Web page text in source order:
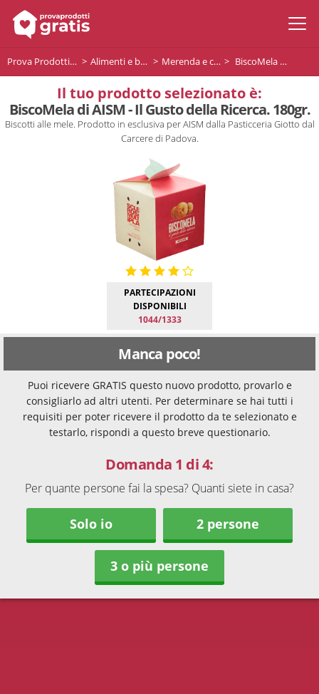
Prova Prodotti Gratis Alimenti e bevande Merenda e colazione BiscoMela di AISM - Il Gusto della Ricerca. 180gr.
Il tuo prodotto selezionato è:
BiscoMela di AISM - Il Gusto della Ricerca. 180gr.
Biscotti alle mele. Prodotto in esclusiva per AISM dalla Pasticceria Giotto dal
Carcere di Padova.
PARTECIPAZIONI
DISPONIBILI
1044/1333
Manca poco!
Puoi ricevere GRATIS questo nuovo prodotto, provarlo e
consigliarlo ad altri utenti. Per determinare se hai tutti i
requisiti per poter ricevere il prodotto da te selezionato e
testarlo, rispondi a questo breve questionario.
Domanda 1 di 4:
Per quante persone fai la spesa? Quanti siete in casa?
Solo io 2 persone
3 o più persone